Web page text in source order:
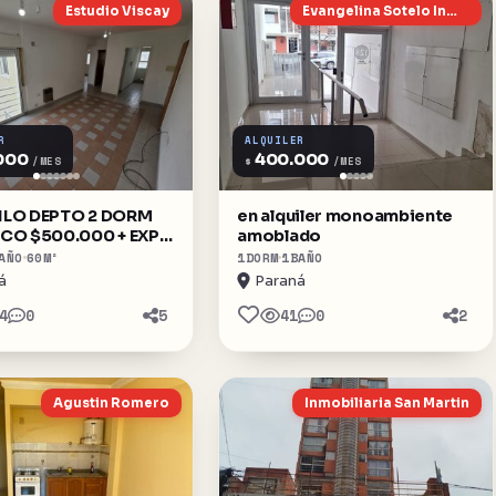
Estudio Viscay
/MES
DEPTO 2 DORM
$500.000 + EXP+
60M²
0 5
Evangelina Sotelo Inmobiliaria
ALQUILER
$ 400.000 /MES
en alquiler monoambiente
amoblado
1DORM 1BAÑO
Paraná
41 0 2
Agustin Romero Inmobiliaria San Martin